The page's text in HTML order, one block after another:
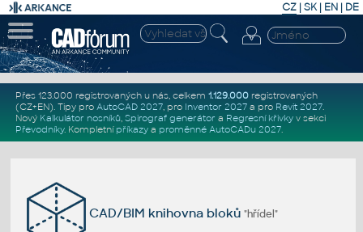
CZ | SK| EN | DE
Přes 123.000 registrovaných u nás, celkem 1.129.000registrovaných
(CZ+EN). Tipy pro AutoCAD 2027, pro Inventor 2027a pro Revit 2027.
Nový Kalkulátor nosníků, Spirograf generátor a Regresní křivkyv sekci
Převodníky. Kompletní příkazya proměnné AutoCADu 2027.
CAD/BIM knihovna bloků"hřídel"